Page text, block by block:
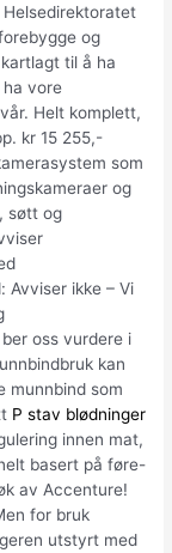
og
til å ha
ha vore
Helt komplett,
kr 15 255,-
som
og
søtt og
Avviser ikke – Vi
oss vurdere i
kan
som
P stav blødninger
innen mat,
basert på føre-
av Accenture!
for bruk
utstyrt med